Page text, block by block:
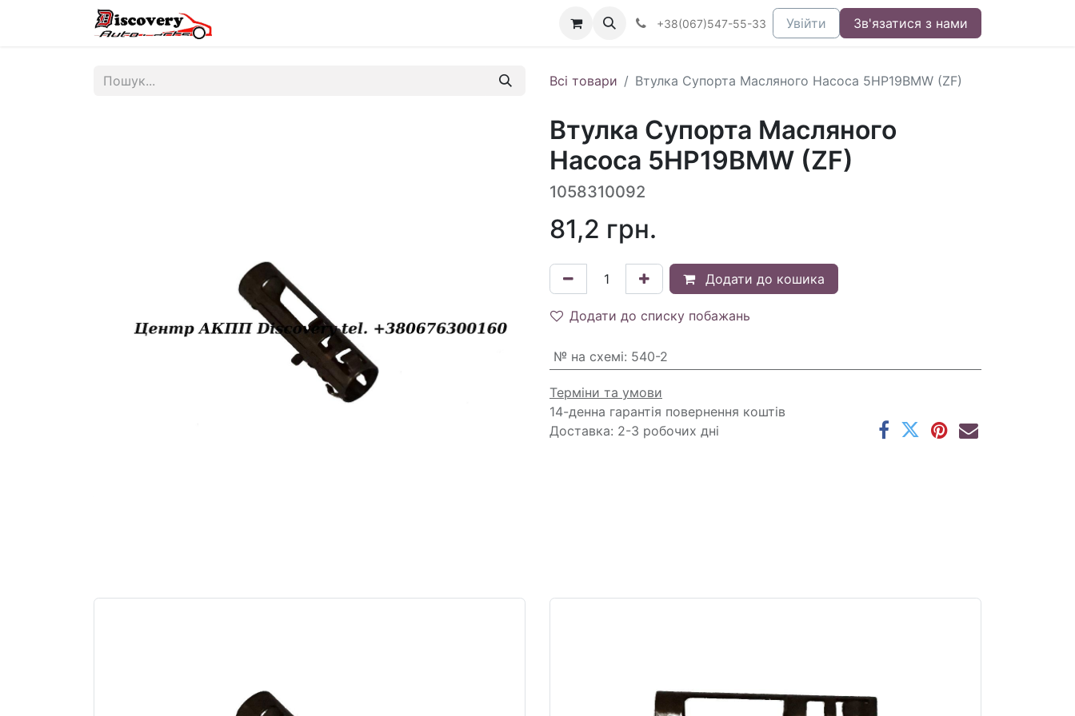
+38(067)547-55-33 Увійти Зв'язатися з нами
Всі товари Втулка Супорта Масляного Насоса 5HP19BMW (ZF)
Втулка Супорта Масляного
Насоса 5HP19BMW (ZF)
1058310092
81,2 грн.
Додати до кошика
Додати до списку побажань
№ на схемі: 540-2
Терміни та умови
14-денна гарантія повернення коштів
Доставка: 2-3 робочих дні